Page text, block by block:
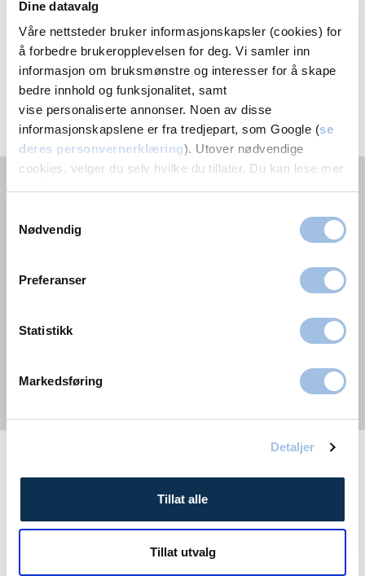
Dine datavalg
Våre nettsteder bruker informasjonskapsler (cookies) for
å forbedre brukeropplevelsen for deg. Vi samler inn
informasjon om bruksmønstre og interesser for å skape
bedre innhold og funksjonalitet, samt
vise personaliserte annonser. Noen av disse
informasjonskapslene er fra tredjepart, som Google (se
deres personvernerklæring). Utover nødvendige
cookies, velger du selv hvilke du tillater. Du kan lese mer
Nødvendig
Preferanser
Statistikk
Markedsføring
Detaljer
Tillat alle
Tillat utvalg
CC Drammen
Tomtegata 36
3012 Drammen
23 01 80 50
Melding
Oslo Bergen Fredrikstad
Porsgrunn
Hamar Tromsø